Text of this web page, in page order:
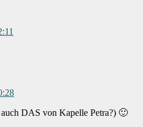
DAS von Kapelle Petra?) 🙂